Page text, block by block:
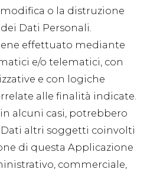
o la distruzione
Dati Personali.
effettuato mediante
e/o telematici, con
e con logiche
alle finalità indicate.
alcuni casi, potrebbero
Dati altri soggetti coinvolti
di questa Applicazione
commerciale,